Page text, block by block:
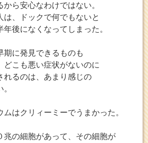
ら安心なわけではない。
は、ドックで何でもないと
後になくなってしまった。
期に発見できるものも
どこも悪い症状がないのに
れるのは、あまり感じの
ムはクリィーミーでうまかった。
兆の細胞があって、その細胞が